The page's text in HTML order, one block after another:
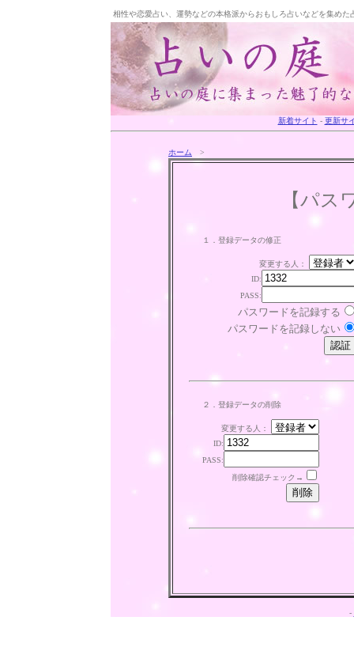
相性や恋愛占い、運勢などの本格派からおもしろ占いなどを集めた
新着サイト - 更新サ
ホーム >
【パス
１．登録データの修正
変更する人：
ID:
PASS:
パスワードを記録する
パスワードを記録しない
２．登録データの削除
変更する人：
ID:
PASS:
削除確認チェック→
-